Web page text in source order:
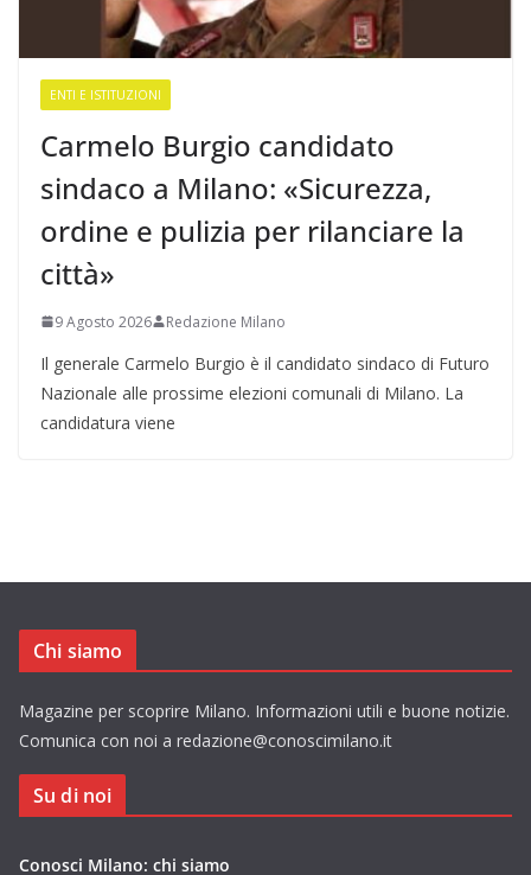
ENTI E ISTITUZIONI
Carmelo Burgio candidato
sindaco a Milano: «Sicurezza,
ordine e pulizia per rilanciare la
città»
9 Agosto 2026 Redazione Milano
Il generale Carmelo Burgio è il candidato sindaco di Futuro
Nazionale alle prossime elezioni comunali di Milano. La
candidatura viene
Chi siamo
Magazine per scoprire Milano. Informazioni utili e buone notizie.
Comunica con noi a redazione@conoscimilano.it
Su di noi
Conosci Milano: chi siamo